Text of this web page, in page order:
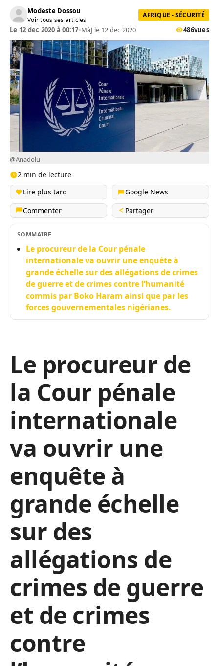
Modeste Dossou
Voir tous ses articles
AFRIQUE - SÉCURITÉ
Le 12 dec 2020 à 00:17•MàJ le 12 dec 2020 486vues
@Anadolu
2 min de lecture
Lire plus tard
Google News
Commenter
Partager
SOMMAIRE
Le procureur de la Cour pénale
internationale va ouvrir une enquête à
grande échelle sur des allégations de crimes
de guerre et de crimes contre l’humanité
commis par Boko Haram ainsi que par les
forces gouvernementales nigérianes.
Le procureur de
la Cour pénale
internationale
va ouvrir une
enquête à
grande échelle
sur des
allégations de
crimes de guerre
et de crimes
contre